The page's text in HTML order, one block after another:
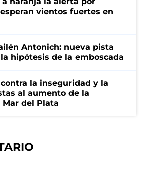
vientos fuertes en
Antonich: nueva pista
hipótesis de la emboscada
la inseguridad y la
al aumento de la
del Plata